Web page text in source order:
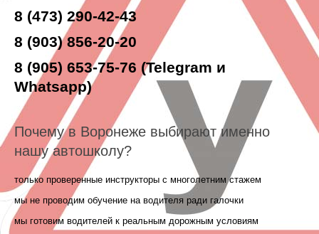
8 (473) 290-42-43
8 (903) 856-20-20
8 (905) 653-75-76 (Telegram и
Whatsapp)
Почему в Воронеже выбирают именно
нашу автошколу?
только проверенные инструкторы с многолетним стажем
мы не проводим обучение на водителя ради галочки
мы готовим водителей к реальным дорожным условиям